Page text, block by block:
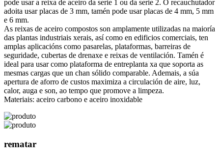
pode usar a reixa de aceiro da serie 1 ou da serie 2. O recauchutador
adoita usar placas de 3 mm, tamén pode usar placas de 4 mm, 5 mm
e 6 mm.
As reixas de aceiro compostos son amplamente utilizadas na maioría
das plantas industriais xerais, así como en edificios comerciais, ten
amplas aplicacións como pasarelas, plataformas, barreiras de
seguridade, cubertas de drenaxe e reixas de ventilación. Tamén é
ideal para usar como plataforma de entreplanta xa que soporta as
mesmas cargas que un chan sólido comparable. Ademais, a súa
apertura de aforro de custos maximiza a circulación de aire, luz,
calor, auga e son, ao tempo que promove a limpeza.
Materiais: aceiro carbono e aceiro inoxidable
rematar